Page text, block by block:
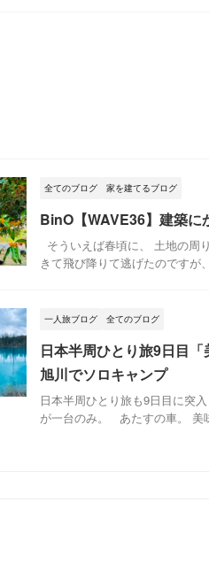
全てのブログ 家を建てるブログ
BinO【WAVE36】建築に
そういえば春頃に、 土地の周
きて飛び降りて逃げたのですが
一人旅ブログ 全てのブログ
日本半周ひとり旅9日目
旭川でソロキャンプ
日本半周ひとり旅も9日目に突
が一台のみ。 あたすの車。 美